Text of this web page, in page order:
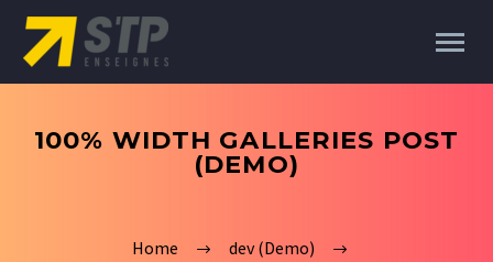
100% WIDTH GALLERIES POST
(DEMO)
Home
dev (Demo)